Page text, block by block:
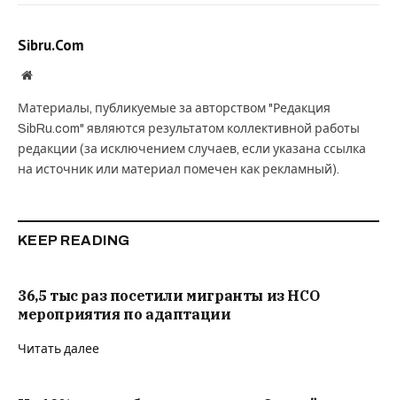
Sibru.Com
Website
Материалы, публикуемые за авторством "Редакция
SibRu.com" являются результатом коллективной работы
редакции (за исключением случаев, если указана ссылка
на источник или материал помечен как рекламный).
KEEP READING
36,5 тыс раз посетили мигранты из НСО
мероприятия по адаптации
Читать далее